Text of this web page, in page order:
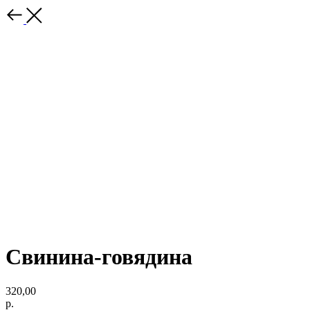
Свинина-говядина
320,00
р.